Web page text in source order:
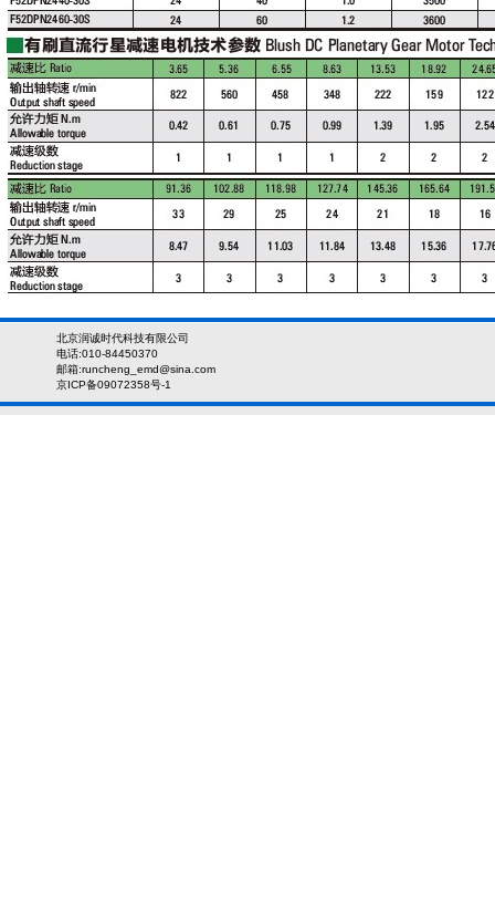
北京润诚时代科技有限公司
电话:010-84450370
邮箱:runcheng_emd@sina.com
京ICP备09072358号-1